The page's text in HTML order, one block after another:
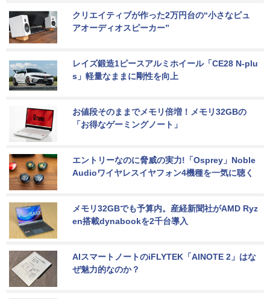
クリエイティブが作った2万円台の“小さなピュ
アオーディオスピーカー”
レイズ鍛造1ピースアルミホイール「CE28 N-plu
s」軽量なままに剛性を向上
お値段そのままでメモリ倍増！メモリ32GBの
「お得なゲーミングノート」
エントリーなのに脅威の実力!「Osprey」Noble
Audioワイヤレスイヤフォン4機種を一気に聴く
メモリ32GBでも予算内。産経新聞社がAMD Ryz
en搭載dynabookを2千台導入
AIスマートノートのiFLYTEK「AINOTE 2」はな
ぜ魅力的なのか？